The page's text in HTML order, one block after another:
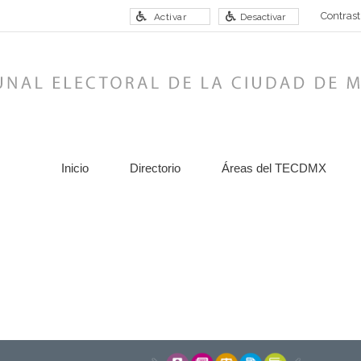
Activar Desactivar Contrast
Inicio Directorio Áreas del TECDMX